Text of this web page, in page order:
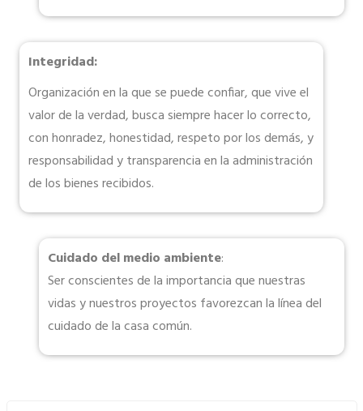
Integridad:
Organización en la que se puede confiar, que vive el
valor de la verdad, busca siempre hacer lo correcto,
con honradez, honestidad, respeto por los demás, y
responsabilidad y transparencia en la administración
de los bienes recibidos.
Cuidado del medio ambiente:
Ser conscientes de la importancia que nuestras
vidas y nuestros proyectos favorezcan la línea del
cuidado de la casa común.